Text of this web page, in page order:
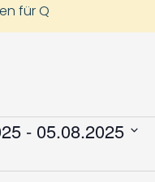
für Q
- 05.08.2025